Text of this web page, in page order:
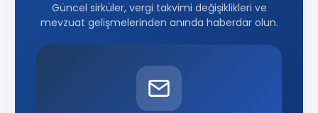
Güncel sirküler, vergi takvimi değişiklikleri ve
mevzuat gelişmelerinden anında haberdar olun.